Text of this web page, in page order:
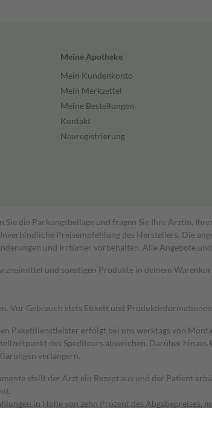
Meine Apotheke
Mein Kundenkonto
Mein Merkzettel
Meine Bestellungen
Kontakt
Neuregistrierung
Sie die Packungsbeilage und fragen Sie Ihre Ärztin,
Preisempfehlung des Herstellers. Die
und Irrtümer vorbehalten. Alle Angebote
und sonstigen Produkte in deinem
Vor Gebrauch stets Etikett und Produktinformationen
Paketdienstleister erfolgt bei uns werktags von
des Spediteurs abweichen. Darüber
verlängern.
stellt der Arzt ein Rezept aus und der Patient
in Höhe von zehn Prozent des Abgabepreises,
für Online-Apotheken.